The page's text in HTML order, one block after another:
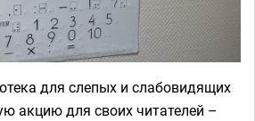
для слепых и слабовидящих
акцию для своих читателей –